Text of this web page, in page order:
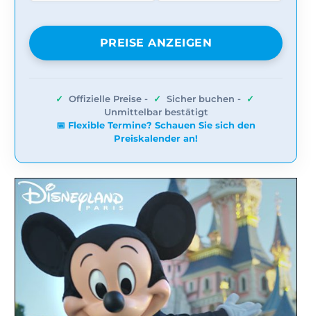
PREISE ANZEIGEN
✓ Offizielle Preise - ✓ Sicher buchen -
✓
Unmittelbar bestätigt
📅 Flexible Termine? Schauen Sie sich den
Preiskalender an!